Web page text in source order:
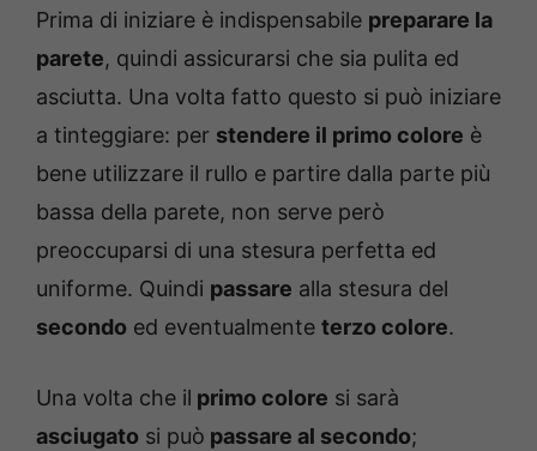
Prima di iniziare è indispensabile preparare la
parete, quindi assicurarsi che sia pulita ed
asciutta. Una volta fatto questo si può iniziare
a tinteggiare: per stendere il primo colore è
bene utilizzare il rullo e partire dalla parte più
bassa della parete, non serve però
preoccuparsi di una stesura perfetta ed
uniforme. Quindi passare alla stesura del
secondo ed eventualmente terzo colore.
Una volta che il primo colore si sarà
asciugato si può passare al secondo;